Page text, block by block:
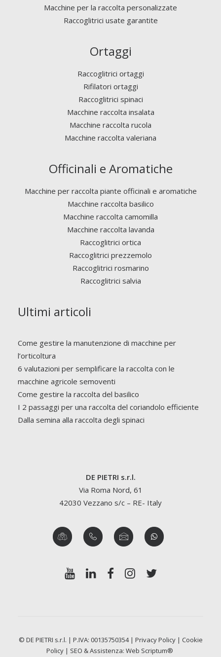
Macchine per la raccolta personalizzate
Raccoglitrici usate garantite
Ortaggi
Raccoglitrici ortaggi
Rifilatori ortaggi
Raccoglitrici spinaci
Macchine raccolta insalata
Macchine raccolta rucola
Macchine raccolta valeriana
Officinali e Aromatiche
Macchine per raccolta piante officinali e aromatiche
Macchine raccolta basilico
Macchine raccolta camomilla
Macchine raccolta lavanda
Raccoglitrici ortica
Raccoglitrici prezzemolo
Raccoglitrici rosmarino
Raccoglitrici salvia
Ultimi articoli
Come gestire la manutenzione di macchine per
l’orticoltura
6 valutazioni per semplificare la raccolta con le
macchine agricole semoventi
Come gestire la raccolta del basilico
I 2 passaggi per una raccolta del coriandolo efficiente
Dalla semina alla raccolta degli spinaci
DE PIETRI s.r.l.
Via Roma Nord, 61
42030 Vezzano s/c – RE- Italy
© DE PIETRI s.r.l. | P.IVA: 00135750354 | Privacy Policy| Cookie
Policy | SEO & Assistenza: Web Scriptum®